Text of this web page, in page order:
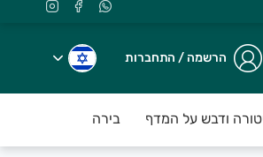
הרשמה / התחברות
ודבש על המדף בירה על המדף